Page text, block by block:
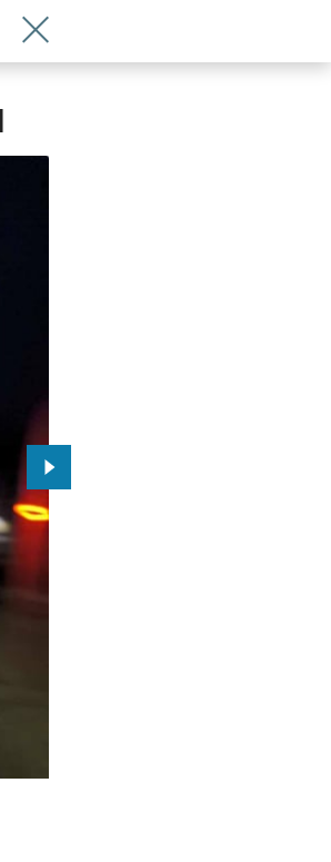
Wróć do artykułu Zablokowana
Przejdź do kolejnego zdjęcia.